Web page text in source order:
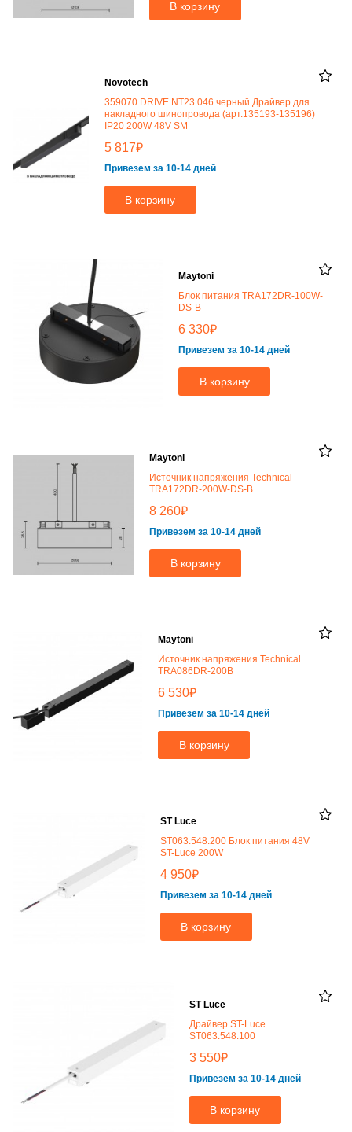
В корзину
Novotech
359070 DRIVE NT23 046 черный Драйвер для
накладного шинопровода (арт.135193-135196)
IP20 200W 48V SM
5 817₽
Привезем за 10-14 дней
В корзину
Maytoni
Блок питания TRA172DR-100W-
DS-B
6 330₽
Привезем за 10-14 дней
В корзину
Maytoni
Источник напряжения Technical
TRA172DR-200W-DS-B
8 260₽
Привезем за 10-14 дней
В корзину
Maytoni
Источник напряжения Technical
TRA086DR-200B
6 530₽
Привезем за 10-14 дней
В корзину
ST Luce
ST063.548.200 Блок питания 48V
ST-Luce 200W
4 950₽
Привезем за 10-14 дней
В корзину
ST Luce
Драйвер ST-Luce
ST063.548.100
3 550₽
Привезем за 10-14 дней
В корзину